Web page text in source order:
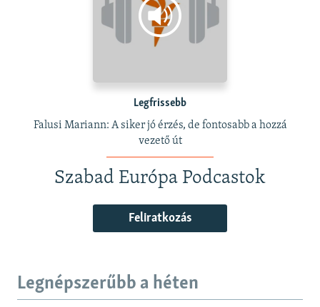
Legfrissebb
Falusi Mariann: A siker jó érzés, de fontosabb a hozzá
vezető út
Szabad Európa Podcastok
Feliratkozás
Legnépszerűbb a héten